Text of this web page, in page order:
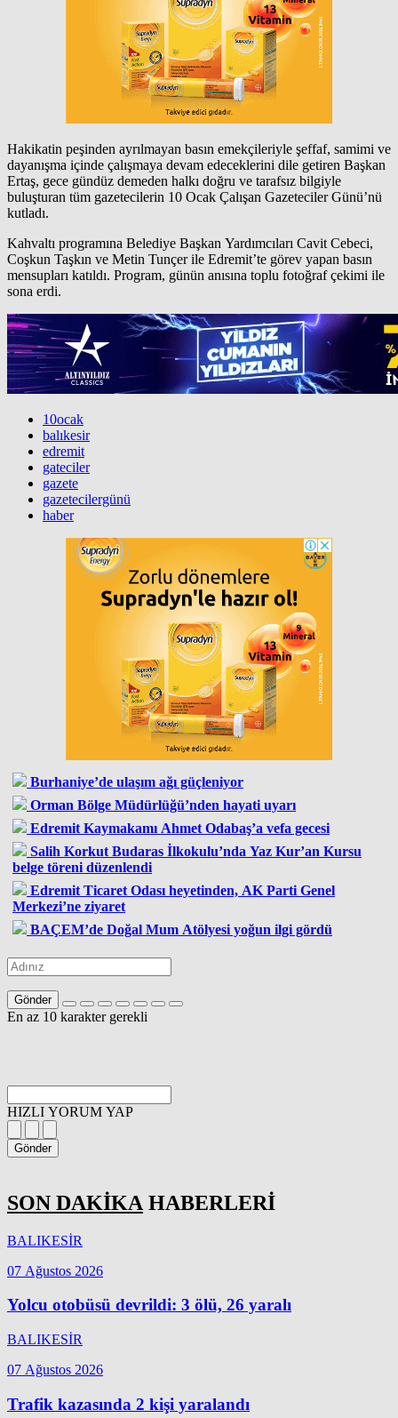
Hakikatin peşinden ayrılmayan basın emekçileriyle şeffaf, samimi ve
dayanışma içinde çalışmaya devam edeceklerini dile getiren Başkan
Ertaş, gece gündüz demeden halkı doğru ve tarafsız bilgiyle
buluşturan tüm gazetecilerin 10 Ocak Çalışan Gazeteciler Günü’nü
kutladı.
Kahvaltı programına Belediye Başkan Yardımcıları Cavit Cebeci,
Coşkun Taşkın ve Metin Tunçer ile Edremit’te görev yapan basın
mensupları katıldı. Program, günün anısına toplu fotoğraf çekimi ile
sona erdi.
10ocak
balıkesir
edremit
gateciler
gazete
gazetecilergünü
haber
Burhaniye’de ulaşım ağı güçleniyor
Orman Bölge Müdürlüğü’nden hayati uyarı
Edremit Kaymakamı Ahmet Odabaş’a vefa gecesi
Salih Korkut Budaras İlkokulu’nda Yaz Kur’an Kursu
belge töreni düzenlendi
Edremit Ticaret Odası heyetinden, AK Parti Genel
Merkezi’ne ziyaret
BAÇEM’de Doğal Mum Atölyesi yoğun ilgi gördü
Gönder
En az 10 karakter gerekli
HIZLI YORUM YAP
Gönder
SON DAKİKA HABERLERİ
BALIKESİR
07 Ağustos 2026
Yolcu otobüsü devrildi: 3 ölü, 26 yaralı
BALIKESİR
07 Ağustos 2026
Trafik kazasında 2 kişi yaralandı